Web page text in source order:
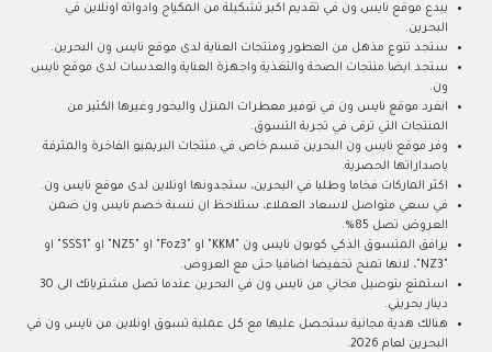
يبدع موقع نايس ون في تقديم اكبر تشكيلة من المكياج وادواته اونلاين في
البحرين.
ستجد تنوع مذهل من العطور ومنتجات العناية لدى موقع نايس ون البحرين.
ستجد ايضا منتجات الصحة والتغذية واجهزة العناية والعدسات لدى موقع نايس
ون.
انفرد موقع نايس ون في توفير معطرات المنزل والبخور وغيرها الكثير من
المنتجات التي ترقى في تجربة التسوق.
وفر موقع نايس ون البحرين قسم خاص في منتجات البريميو الفاخرة والمترفة
باصداراتها الحصرية.
اكثر الماركات فخاما وطلبا في البحرين، ستجدونها اونلاين لدى موقع نايس ون.
في سعي متواصل لاسعاد العملاء، ستلاحظ ان نسبة خصم نايس ون ضمن
العروض تصل 85%.
يرافق المتسوق الذكي كوبون نايس ون "KKM" او "Foz3" او "NZ5" او "SSS1" او
"NZ3"، لانها تمنح تخفيضا اضافيا حتى مع العروض.
استمتع بتوصيل مجاني من نايس ون في البحرين عندما تصل مشترياتك الى 30
دينار بحريني.
هنالك هدية مجانية ستحصل عليها مع كل عملية تسوق اونلاين من نايس ون في
البحرين لعام 2026.